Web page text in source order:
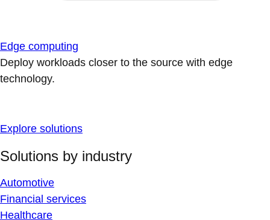
Edge computing
Deploy workloads closer to the source with edge
technology.
Explore solutions
Solutions by industry
Automotive
Financial services
Healthcare